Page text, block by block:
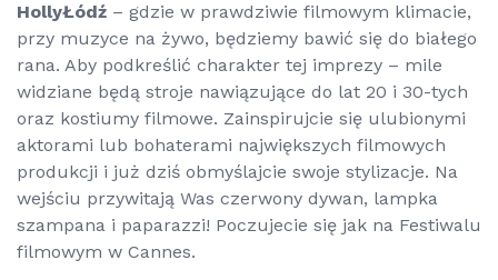
HollyŁódź – gdzie w prawdziwie filmowym klimacie,
przy muzyce na żywo, będziemy bawić się do białego
rana. Aby podkreślić charakter tej imprezy – mile
widziane będą stroje nawiązujące do lat 20 i 30-tych
oraz kostiumy filmowe. Zainspirujcie się ulubionymi
aktorami lub bohaterami największych filmowych
produkcji i już dziś obmyślajcie swoje stylizacje. Na
wejściu przywitają Was czerwony dywan, lampka
szampana i paparazzi! Poczujecie się jak na Festiwalu
filmowym w Cannes.